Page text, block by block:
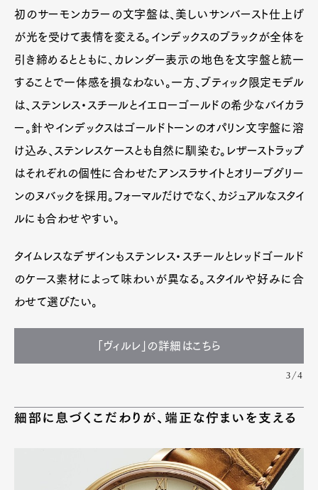
初のサーモンカラーの文字盤は、美しいサンバースト仕上げ
が光を受けて表情を変える。インデックスのブラックが全体を
引き締めるとともに、カレンダー表示の地色を文字盤と統一
することで一体感を損なわない。一方、ブティック限定モデル
は、ステンレス・スチールとイエローゴールドの希少なバイカラ
ー。針やインデックスはゴールドトーンのオパリン文字盤に溶
け込み、ステンレスケースとも自然に馴染む。レザーストラップ
はそれぞれの個性に合わせたアンスラサイトとオリーブグリー
ンのヌバックを採用。フォーマルだけでなく、カジュアルなスタイ
ルにも合わせやすい。
タイムレスなデザインもステンレス・スチールとレッドゴールド
のケース素材によって味わいが異なる。スタイルや好みに合
わせて選びたい。
「ヴィルレ」の詳細はこちら
3/4
細部に息づくこだわりが、端正な佇まいを支える